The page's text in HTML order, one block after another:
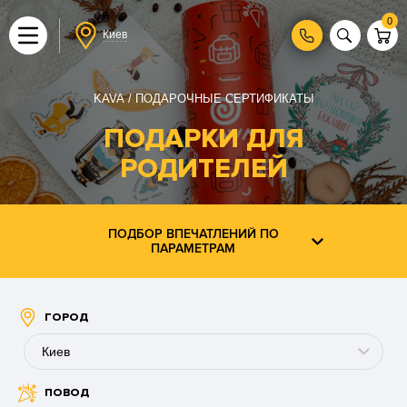
Киев
0
KAVA ПОДАРОЧНЫЕ СЕРТИФИКАТЫ
ПОДАРКИ ДЛЯ
РОДИТЕЛЕЙ
ПОДБОР ВПЕЧАТЛЕНИЙ ПО
ПАРАМЕТРАМ
ГОРОД
Киев
Буковель
ПОВОД